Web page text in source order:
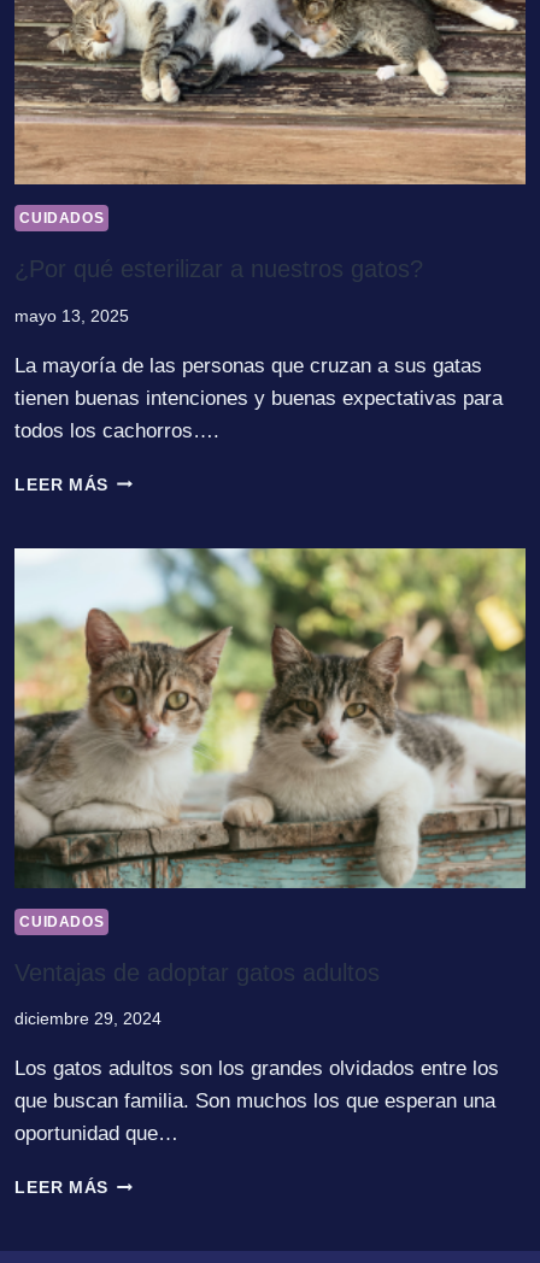
CUIDADOS
¿Por qué esterilizar a nuestros gatos?
mayo 13, 2025
La mayoría de las personas que cruzan a sus gatas
tienen buenas intenciones y buenas expectativas para
todos los cachorros….
LEER MÁS¿POR
A
NUESTROS
GATOS?
CUIDADOS
Ventajas de adoptar gatos adultos
diciembre 29, 2024
Los gatos adultos son los grandes olvidados entre los
que buscan familia. Son muchos los que esperan una
oportunidad que…
LEER MÁSVENTAJAS